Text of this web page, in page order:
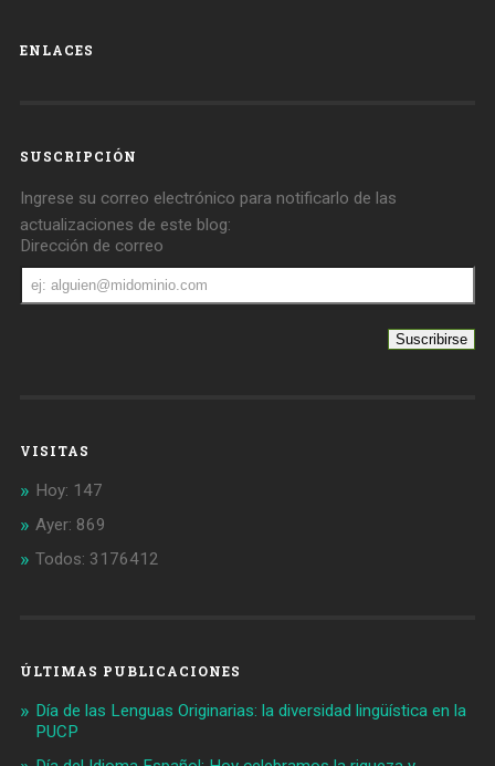
ENLACES
SUSCRIPCIÓN
Ingrese su correo electrónico para notificarlo de las
actualizaciones de este blog:
Dirección de correo
Dirección
de
correo
VISITAS
Hoy: 147
Ayer: 869
Todos: 3176412
ÚLTIMAS PUBLICACIONES
Día de las Lenguas Originarias: la diversidad lingüística en la
PUCP